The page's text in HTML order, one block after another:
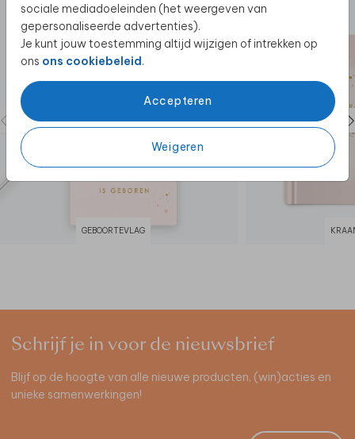
sociale mediadoeleinden (het weergeven van
gepersonaliseerde advertenties).
Je kunt jouw toestemming altijd wijzigen of intrekken op
ons ons cookiebeleid.
Accepteren
Weigeren
GEBOORTEVLAG
Schrijf je in voor de nieuwsbrief
Blijf op de hoogte van alle nieuwe producten, (win)acties en
unieke samenwerkingen!